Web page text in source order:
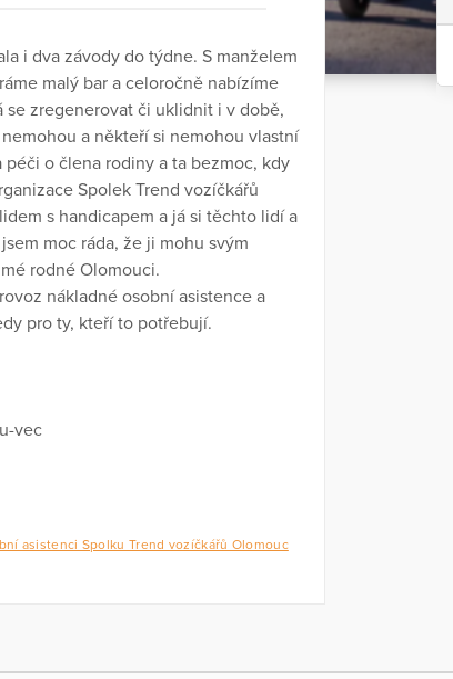
i dva závody do týdne. S manželem
malý bar a celoročně nabízíme
se zregenerovat či uklidnit i v době,
a někteří si nemohou vlastní
o člena rodiny a ta bezmoc, kdy
Spolek Trend vozíčkářů
s handicapem a já si těchto lidí a
moc ráda, že ji mohu svým
rodné Olomouci.
nákladné osobní asistence a
pro ty, kteří to potřebují.
vec
asistenci Spolku Trend vozíčkářů Olomouc